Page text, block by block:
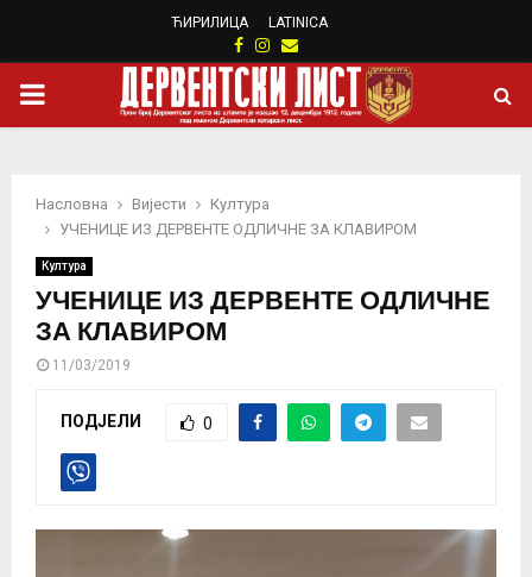
ЋИРИЛИЦА LATINICA
Facebook
Instagram
Email
PRIMARY
Насловна Вијести
Култура
УЧЕНИЦЕ ИЗ ДЕРВЕНТЕ ОДЛИЧНЕ ЗА КЛАВИРОМ
Култура
УЧЕНИЦЕ ИЗ ДЕРВЕНТЕ ОДЛИЧНЕ
ЗА КЛАВИРОМ
11/03/2019
ПОДЈЕЛИ 0